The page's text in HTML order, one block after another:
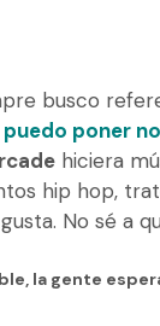
busco
puedo poner
hiciera
hip hop,
No sé a
la gente